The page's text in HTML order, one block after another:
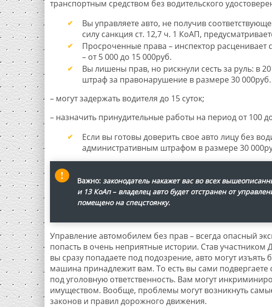
транспортным средством без водительского
Вы управляете авто, не получив
силу санкция ст. 12,7 ч. 1 КоАП,
Просроченные права – инспектор расценивает
– от 5 000 до 15 000руб.
Вы лишены прав, но рискнули сесть за руль: в
штраф за правонарушение в размере 30
– могут задержать водителя до 15 суток;
– назначить принудительные работы на период от 100
Если вы готовы доверить свое авто лицу без
административным штрафом в размере 30
Важно:законодатель накажет вас во всех
и 13 КоАп–владелец авто будет отстранен от
помещено на спецстоянку.
Управление автомобилем без прав – всегда опасный
попасть в очень неприятные истории. Став
вы сразу попадаете под подозрение, авто могут изъять
машина принадлежит вам. То есть вы сами
под уголовную ответственность. Вам могут
имуществом. Вообще, проблемы могут возникнуть
законов и правил дорожного движения.